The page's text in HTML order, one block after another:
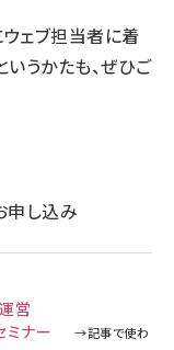
ェブ担当者に着
いうかたも、ぜひご
申し込み
営
ミナー